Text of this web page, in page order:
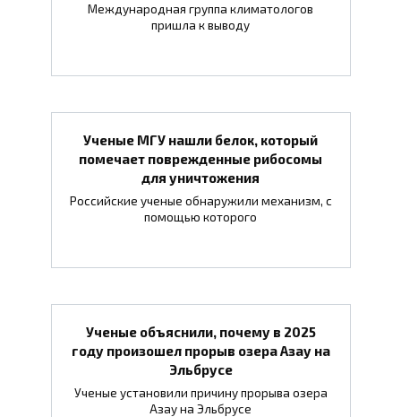
Международная группа климатологов
пришла к выводу
Ученые МГУ нашли белок, который
помечает поврежденные рибосомы
для уничтожения
Российские ученые обнаружили механизм, с
помощью которого
Ученые объяснили, почему в 2025
году произошел прорыв озера Азау на
Эльбрусе
Ученые установили причину прорыва озера
Азау на Эльбрусе